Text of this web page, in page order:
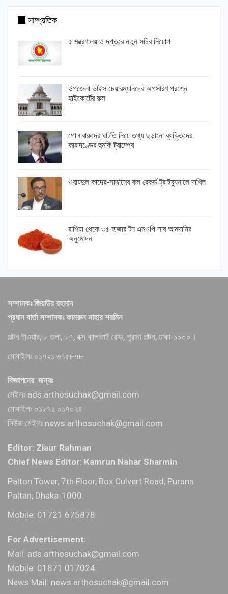
সাম্প্রতিক
৫ মন্ত্রণালয় ও দপ্তরে নতুন সচিব নিয়োগ
উপজেলা ভাইস চেয়ারম্যানদের অপসারণ প্রশ্নে
হাইকোর্টের রুল
গোলাবারুদের ঘাটতি নিয়ে তথ্য ছড়ানো ব্যক্তিদের
কারাদণ্ডের হুমকি ট্রাম্পের
ওবায়দুল কাদের-সাদ্দামের কল রেকর্ড ট্রাইব্যুনালে দাখিল
রাশিয়া থেকে ৩৫ হাজার টন এমওপি সার আমদানির
অনুমোদন
সম্পাদকঃ জিয়াউর রহমান
প্রধান বার্তা সম্পাদকঃ কামরুন নাহার শরমিন
পল্টন টাওয়ার, ৮ তলা, ৮৭, বক্স কালভার্ট রোড, পুরানা পল্টন, ঢাকা-১০০০।
মোবাইলঃ ০১৭২১ ৬৭৫৮৭৮
বিজ্ঞাপনের জন্যঃ
মেইলঃ ads.arthosuchak@gmail.com
মোবাইলঃ ০১৮৭১ ০১৭০২৪
নিউজ মেইলঃ news.arthosuchak@gmail.com
Editor: Ziaur Rahman
Chief News Editor: Kamrun Nahar Sharmin
Palton Tower, 7th Floor, Box Culvert Road, Purana
Paltan, Dhaka-1000.
Mobile: 01721 675878
For Advertisement:
Mail: ads.arthosuchak@gmail.com
Mobile: 01871 017024
News Mail: news.arthosuchak@gmail.com